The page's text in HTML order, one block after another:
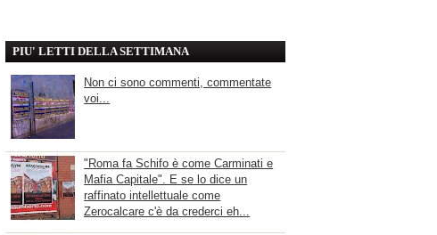
PIU' LETTI DELLA SETTIMANA
Non ci sono commenti, commentate
voi...
"Roma fa Schifo è come Carminati e
Mafia Capitale". E se lo dice un
raffinato intellettuale come
Zerocalcare c'è da crederci eh...